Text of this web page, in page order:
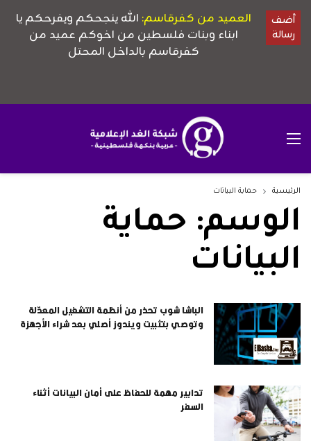
الرئيسية حماية البيانات
الوسم: حماية
البيانات
الباشا شوب تحذر من أنظمة التشغيل المعدّلة
وتوصي بتثبيت ويندوز أصلي بعد شراء الأجهزة
تدابير مهمة للحفاظ على أمان البيانات أثناء
السفر